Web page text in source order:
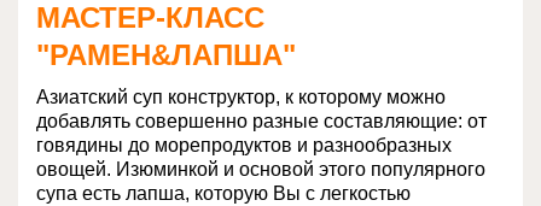
МАСТЕР-КЛАСС
"РАМЕН&ЛАПША"
Азиатский суп конструктор, к которому можно
добавлять совершенно разные составляющие: от
говядины до морепродуктов и разнообразных
овощей. Изюминкой и основой этого популярного
супа есть лапша, которую Вы с легкостью